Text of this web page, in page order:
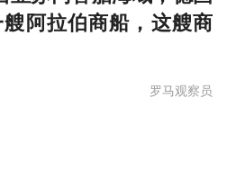
阿拉伯商船，这艘商
罗马观察员